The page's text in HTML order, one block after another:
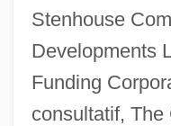
Stenhouse
Developments
Funding
consultatif, The
Loughborough, Mary
Louganis, Greg(ory)